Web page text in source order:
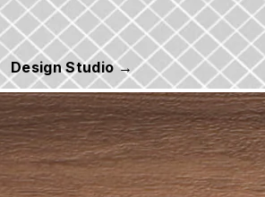
Design Studio →